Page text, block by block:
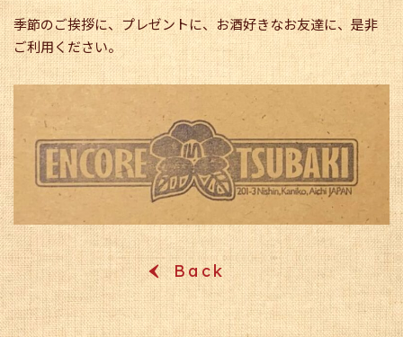
季節のご挨拶に、プレゼントに、お酒好きなお友達に、是非
ご利用ください。
‹Back